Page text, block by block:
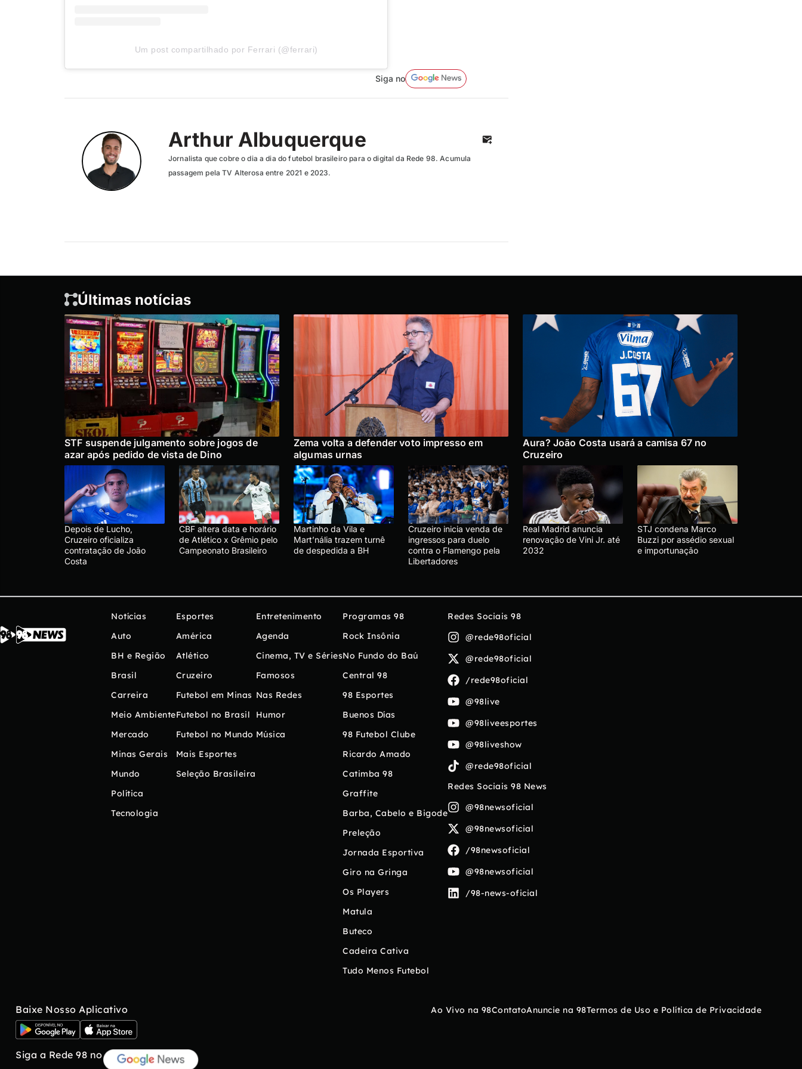
Um post compartilhado por Ferrari (@ferrari)
Siga no
Arthur Albuquerque
Jornalista que cobre o dia a dia do futebol brasileiro para o digital da Rede 98. Acumula
passagem pela TV Alterosa entre 2021 e 2023.
Últimas notícias
STF suspende julgamento sobre jogos de
azar após pedido de vista de Dino
Zema volta a defender voto impresso em
algumas urnas
Aura? João Costa usará a camisa 67 no
Cruzeiro
Depois de Lucho,
Cruzeiro oficializa
contratação de João
Costa
CBF altera data e horário
de Atlético x Grêmio pelo
Campeonato Brasileiro
Martinho da Vila e
Mart’nália trazem turnê
de despedida a BH
Cruzeiro inicia venda de
ingressos para duelo
contra o Flamengo pela
Libertadores
Real Madrid anuncia
renovação de Vini Jr. até
2032
STJ condena Marco
Buzzi por assédio sexual
e importunação
Notícias
Auto
BH e Região
Brasil
Carreira
Meio Ambiente
Mercado
Minas Gerais
Mundo
Política
Tecnologia
Esportes
América
Atlético
Cruzeiro
Futebol em Minas
Futebol no Brasil
Futebol no Mundo
Mais Esportes
Seleção Brasileira
Entretenimento
Agenda
Cinema, TV e Séries
Famosos
Nas Redes
Humor
Música
Programas 98
Rock Insônia
No Fundo do Baú
Central 98
98 Esportes
Buenos Días
98 Futebol Clube
Ricardo Amado
Catimba 98
Graffite
Barba, Cabelo e Bigode
Preleção
Jornada Esportiva
Giro na Gringa
Os Players
Matula
Buteco
Cadeira Cativa
Tudo Menos Futebol
Redes Sociais 98
@rede98oficial
@rede98oficial
/rede98oficial
@98live
@98liveesportes
@98liveshow
@rede98oficial
Redes Sociais 98 News
@98newsoficial
@98newsoficial
/98newsoficial
@98newsoficial
/98-news-oficial
Baixe Nosso Aplicativo
Siga a Rede 98 no
Ao Vivo na 98ContatoAnuncie na 98Termos de Uso e Política de Privacidade